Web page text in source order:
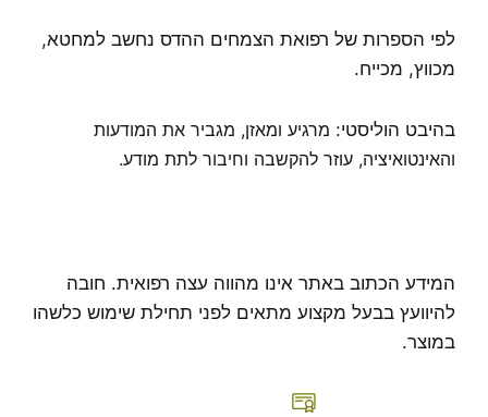
לפי הספרות של רפואת הצמחים ההדס נחשב למחטא,
מכווץ, מכייח.
בהיבט הוליסטי: מרגיע ומאזן, מגביר את המודעות
והאינטואיציה, עוזר להקשבה וחיבור לתת מודע.
המידע הכתוב באתר אינו מהווה עצה רפואית. חובה
להיוועץ בבעל מקצוע מתאים לפני תחילת שימוש כלשהו
במוצר.